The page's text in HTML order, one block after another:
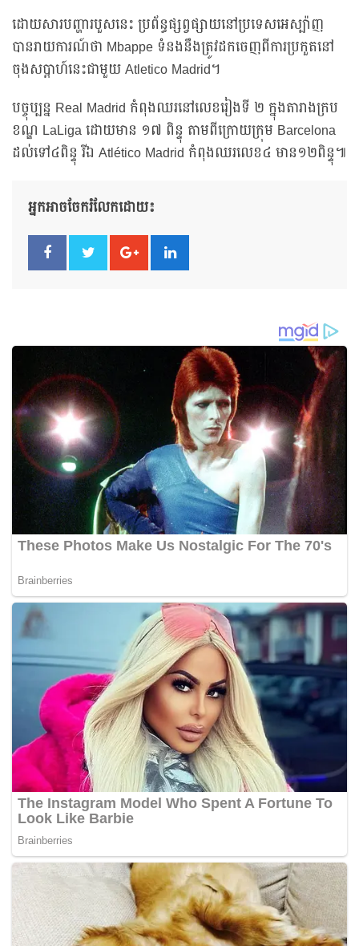
ដោយសារបញ្ហារបួសនេះ ប្រព័ន្ធផ្សព្វផ្សាយនៅប្រទេសអេស្ប៉ាញ
បានរាយការណ៍ថា Mbappe ទំនងនឹងត្រូវដកចេញពីការប្រកួតនៅ
ចុងសប្តាហ៍នេះជាមួយ Atletico Madrid។
បច្ចុប្បន្ន Real Madrid កំពុងឈរនៅលេខរៀងទី ២ ក្នុងតារាងក្រប
ខណ្ឌ LaLiga ដោយមាន ១៧ ពិន្ទុ តាមពីក្រោយក្រុម Barcelona
ដល់ទៅ៤ពិន្ទុ រីឯ Atlético Madrid កំពុងឈរលេខ៤ មាន១២ពិន្ទុ៕
អ្នកអាចចែករំលែកដោយ៖